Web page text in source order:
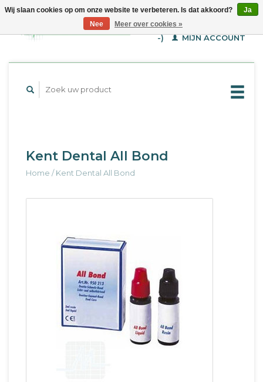
WINKELWAGEN (€--,-
-)
MIJN ACCOUNT
Kent Dental All Bond
Home /Kent Dental All Bond
Wij slaan cookies op om onze website te verbeteren. Is dat akkoord?
Ja
Nee
Meer over cookies »